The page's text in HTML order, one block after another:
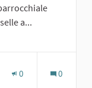
a...
0 0